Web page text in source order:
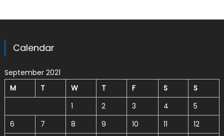
Calendar
September 2021
M
T W T F S
S
1
2 3 4
5
6
7 8 9 10 11
12